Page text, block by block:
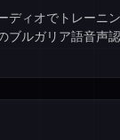
ディオでトレーニ
ブルガリア語音声認